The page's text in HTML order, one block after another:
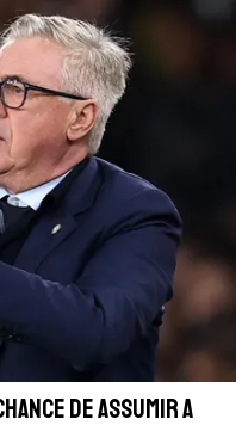
de assumir a